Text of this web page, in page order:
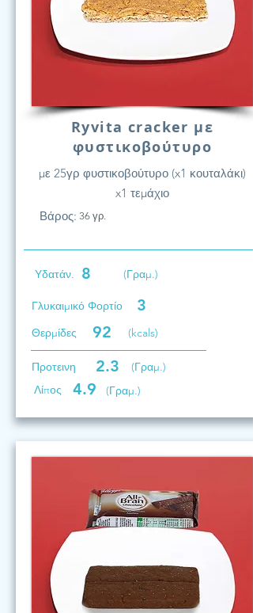
Ryvita cracker με
φυστικοβούτυρο
με 25γρ φυστικοβούτυρο (x1 κουταλάκι)
x1 τεμάχιο
Βάρος: 36 γρ.
Υδατάν. 8 (Γραμ.)
Γλυκαιμικό Φορτίο 3
Θερμίδες 92 (kcals)
Προτεινη 2.3
(Γραμ.)
Λίπος
4.9 (Γραμ.)